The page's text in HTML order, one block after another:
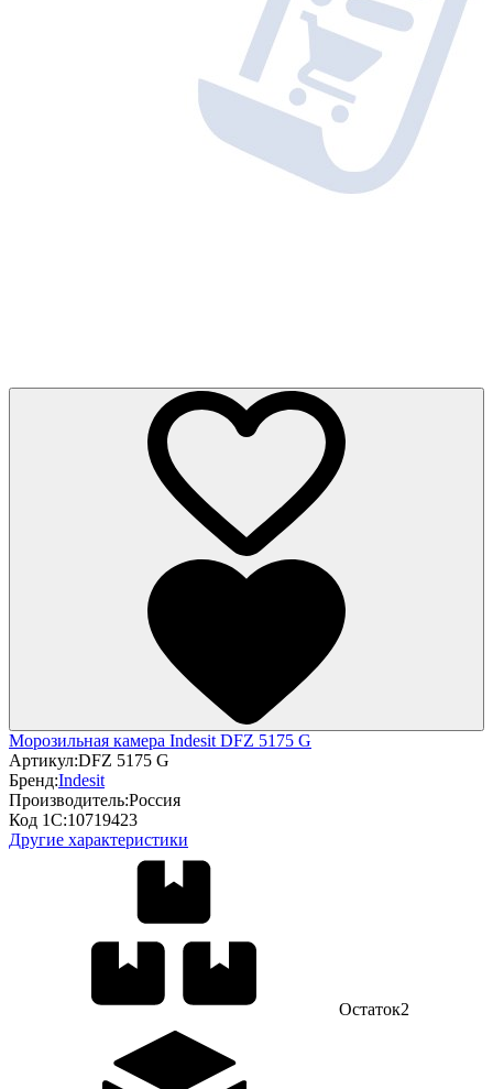
Морозильная камера Indesit DFZ 5175 G
Артикул:DFZ 5175 G
Бренд:Indesit
Производитель:Россия
Код 1С:10719423
Другие характеристики
Остаток2